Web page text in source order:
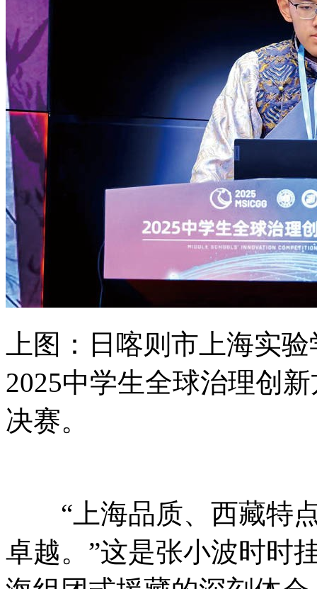
上图：日喀则市上海实
2025中学生全球治理创
决赛。
“上海品质、西藏特
卓越。”这是张小波时时